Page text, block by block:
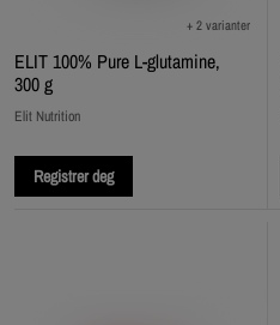
ELIT 100% Pure L-glutamine,
300 g
+ 2 varianter
Elit Nutrition
Registrer deg